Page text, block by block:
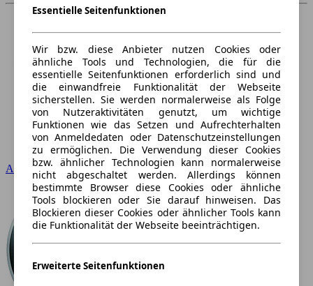
Audi
Essentielle Seitenfunktionen
Wir bzw. diese Anbieter nutzen Cookies oder
ähnliche Tools und Technologien, die für die
essentielle Seitenfunktionen erforderlich sind und
die einwandfreie Funktionalität der Webseite
sicherstellen. Sie werden normalerweise als Folge
von Nutzeraktivitäten genutzt, um wichtige
Funktionen wie das Setzen und Aufrechterhalten
von Anmeldedaten oder Datenschutzeinstellungen
zu ermöglichen. Die Verwendung dieser Cookies
bzw. ähnlicher Technologien kann normalerweise
nicht abgeschaltet werden. Allerdings können
bestimmte Browser diese Cookies oder ähnliche
Tools blockieren oder Sie darauf hinweisen. Das
Blockieren dieser Cookies oder ähnlicher Tools kann
die Funktionalität der Webseite beeinträchtigen.
Erweiterte Seitenfunktionen